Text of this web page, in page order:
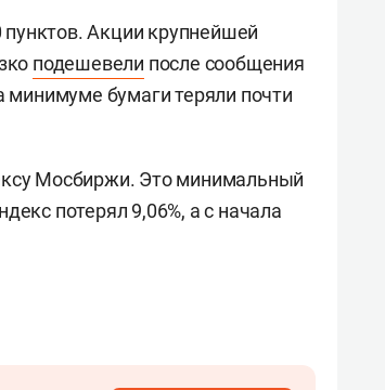
Акции крупнейшей
подешевели после сообщения
бумаги теряли почти
Мосбиржи. Это минимальный
потерял 9,06%, а с начала